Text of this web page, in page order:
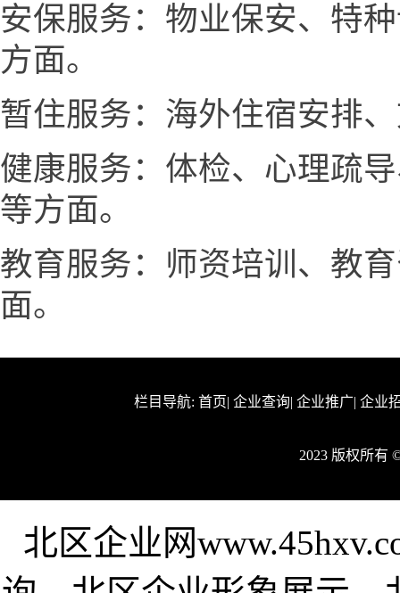
安保服务：物业保安、特
方面。
暂住服务：海外住宿安排
健康服务：体检、心理疏
等方面。
教育服务：师资培训、教
面。
栏目导航: 首页| 企业查询| 企业推广| 企业
2023 版权所有
北区企业网